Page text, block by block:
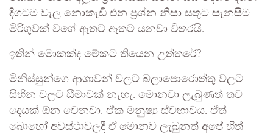
දිගටම වැල නොකැඩී එන ප්‍රශ්න නිසා සතුට සැනසීම
මිරිගුවක් වගේ ඈතට ඈතට යනවා විතරයි.
ඉතින් මොකක්ද මේකට තියෙන උත්තරේ?
මිනිස්සුන්ගෙ ආශාවන් වලට බලාපොරොත්තු වලට
සිහින වලට සීමාවක් නැහැ. මොනවා ලැබුණත් තව
දෙයක් ඕන වෙනවා. ඒක මනුෂ්‍ය ස්වභාවය. ඒත්
බොහෝ අවස්ථාවලදී ඒ මොනව ලැබුනත් අපේ හිත්